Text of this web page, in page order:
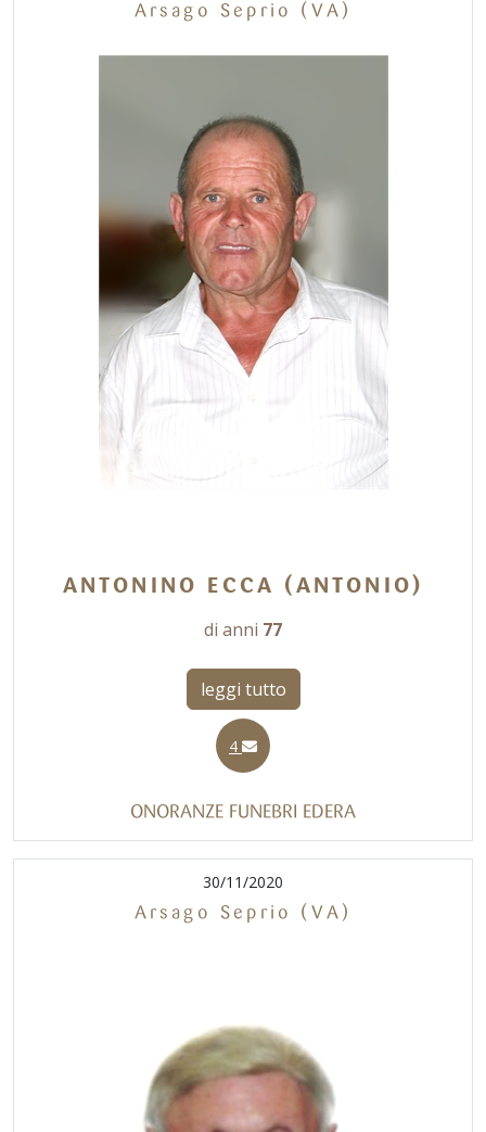
Arsago Seprio (VA)
ANTONINO ECCA (ANTONIO)
di anni 77
leggi tutto
4
ONORANZE FUNEBRI EDERA
30/11/2020
Arsago Seprio (VA)